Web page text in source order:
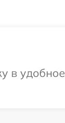
в